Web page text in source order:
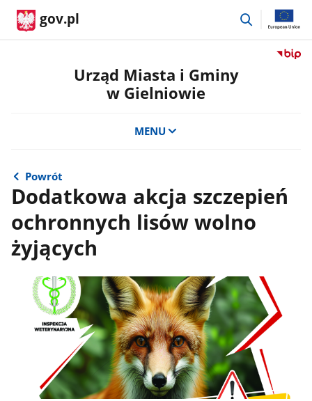
gov.pl
przejdź
Przejdź
Gminy
w
Urząd Miasta i Gminy
w Gielniowie
MENU
Powrót
Dodatkowa akcja szczepień
ochronnych lisów wolno
żyjących